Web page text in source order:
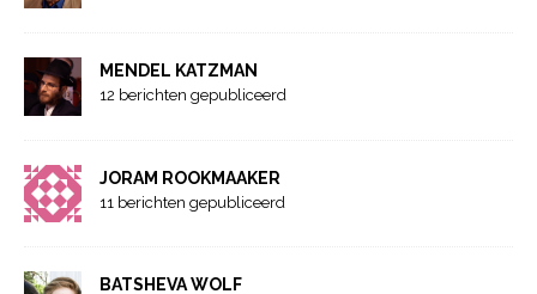
MENDEL KATZMAN
12 berichten gepubliceerd
JORAM ROOKMAAKER
11 berichten gepubliceerd
BATSHEVA WOLF